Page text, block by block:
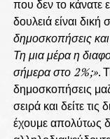
που δεν το κάνατε
δουλειά είναι δική
δημοσκοπήσεις και
Τη μια μέρα η
σήμερα στο 2%;».
δημοσκοπήσεις
σειρά και δείτε
έχουμε απολύτως